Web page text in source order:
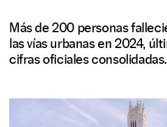
Más de 200 personas
las vías urbanas en 2024,
cifras oficiales consolidadas.